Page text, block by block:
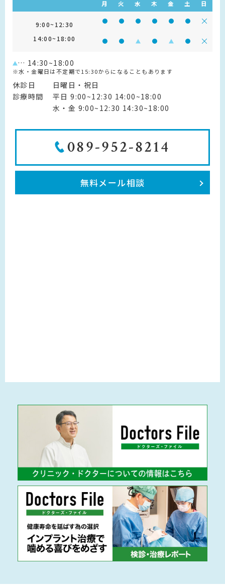
月 火 水 木 金 土 日
9:00~12:30 診療時間 9:00~12:30
診療時間 9:00~12:30
診療時間 9:00~12:30
診療時間 9:00~12:30
診療時間診療時
14:00~18:00 診療時間 14:00~18:00
診療時間 14:00~18:00
診療時間 14:00~18:00
診療時間診療時間診療時
… 14:30~18:00
※水・金曜日は不定期で15:30からになることもあります
休診日
日曜日・祝日
診療時間
平日 9:00~12:30 14:00~18:00
水・金 9:00~12:30 14:30~18:00
089-952-8214
無料メール相談